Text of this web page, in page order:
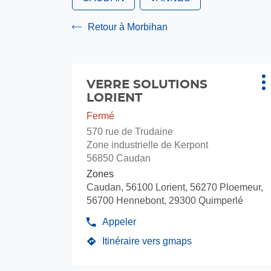
Retour à Morbihan
touche
pour
obtenir
plus
amples
informations
Point
de
vente
VERRE SOLUTIONS
LORIENT
Fermé
570 rue de Trudaine
Zone industrielle de Kerpont
56850 Caudan
Zones
Caudan, 56100 Lorient, 56270 Ploemeur,
56700 Hennebont, 29300 Quimperlé
Appeler
Afficher
le
numéro
Itinéraire vers gmaps
jusqu'au